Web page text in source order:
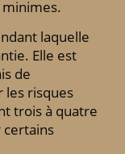
laquelle
Elle est
de
les risques
trois à quatre
certains